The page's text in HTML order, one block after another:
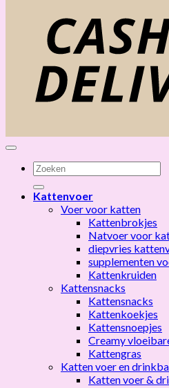
Zoeken
naar:
Kattenvoer
Voer voor katten
Kattenbrokjes
Natvoer voor
diepvries
supplementen
Kattenkruiden
Kattensnacks
Kattensnacks
Kattenkoekjes
Kattensnoepjes
Creamy
Kattengras
Katten voer en
Katten voer &